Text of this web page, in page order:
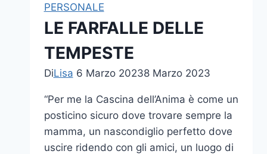
PERSONALE
LE FARFALLE DELLE
TEMPESTE
DiLisa 6 Marzo 20238 Marzo 2023
“Per me la Cascina dell’Anima è come un
posticino sicuro dove trovare sempre la
mamma, un nascondiglio perfetto dove
uscire ridendo con gli amici, un luogo di